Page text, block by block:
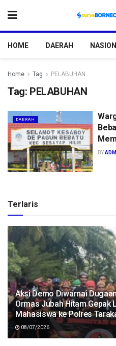
HOME DAERAH
Home Tag PELABUHAN
Tag: PELABUHAN
DAERAH
BY
Terlaris
Aksi Demo Diwarnai
Ormas Jubah Hitam Gepak
Mahasiswa ke Polres
08/07/2026